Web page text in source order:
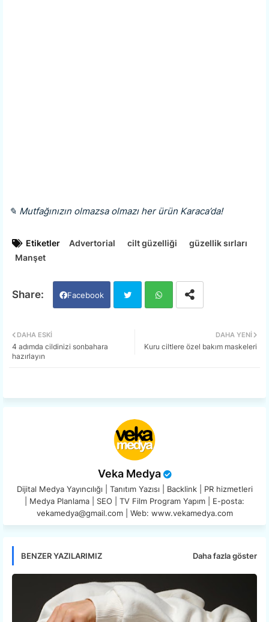
✎ Mutfağınızın olmazsa olmazı her ürün Karaca’da!
Etiketler Advertorial cilt güzelliği
güzellik sırları
Manşet
Facebook
ats
DAHA YENI
Kuru ciltlere özel bakım maskeleri
DAHA ESKI
4 adımda cildinizi sonbahara
hazırlayın
Veka Medya
Dijital Medya Yayıncılığı | Tanıtım Yazısı | Backlink | PR hizmetleri
| Medya Planlama | SEO | TV Film Program Yapım | E-posta:
vekamedya@gmail.com | Web: www.vekamedya.com
BENZER YAZILARIMIZ Daha fazla göster